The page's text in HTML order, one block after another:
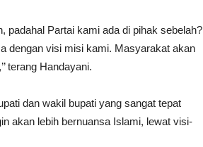
padahal Partai kami ada di pihak sebelah?
dengan visi misi kami. Masyarakat akan
terang Handayani.
dan wakil bupati yang sangat tepat
akan lebih bernuansa Islami, lewat visi-